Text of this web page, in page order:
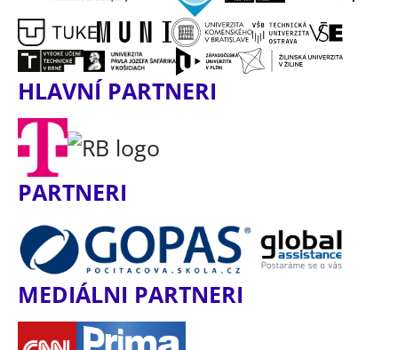
HLAVNÍ PARTNERI
PARTNERI
MEDIÁLNI PARTNERI